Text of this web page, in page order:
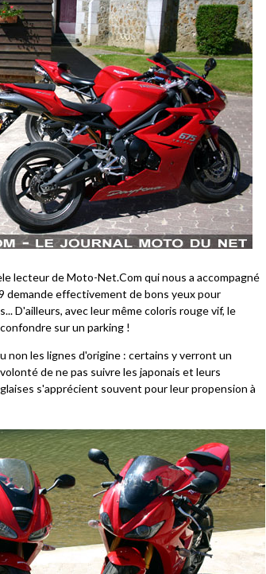
lecteur de Moto-Net.Com qui nous a accompagné
demande effectivement de bons yeux pour
D'ailleurs, avec leur même coloris rouge vif, le
sur un parking !
non les lignes d'origine : certains y verront un
de ne pas suivre les japonais et leurs
s'apprécient souvent pour leur propension à